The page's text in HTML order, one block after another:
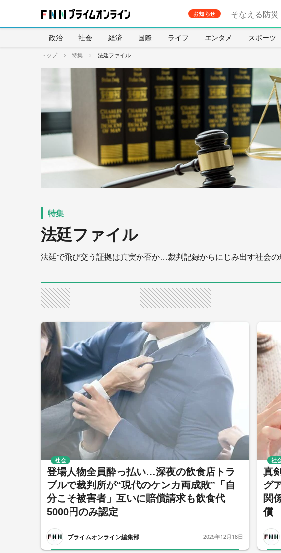
お知らせ そなえる防災
政治 社会 経済 国際 ライフ エンタメ スポーツ
トップ 特集 法廷ファイル
法廷ファイル
法廷で飛び交う証拠は真実か否か…裁判記録からにじみ出す社会の
登場人物全員酔っ払い…深夜の飲食店トラ
ブルで裁判所が“現代のケンカ両成敗”「自
分こそ被害者」互いに賠償請求も飲食代
5000円のみ認定
プライムオンライン編集部
社会
2025年12月18日
真
グ
関
償
社